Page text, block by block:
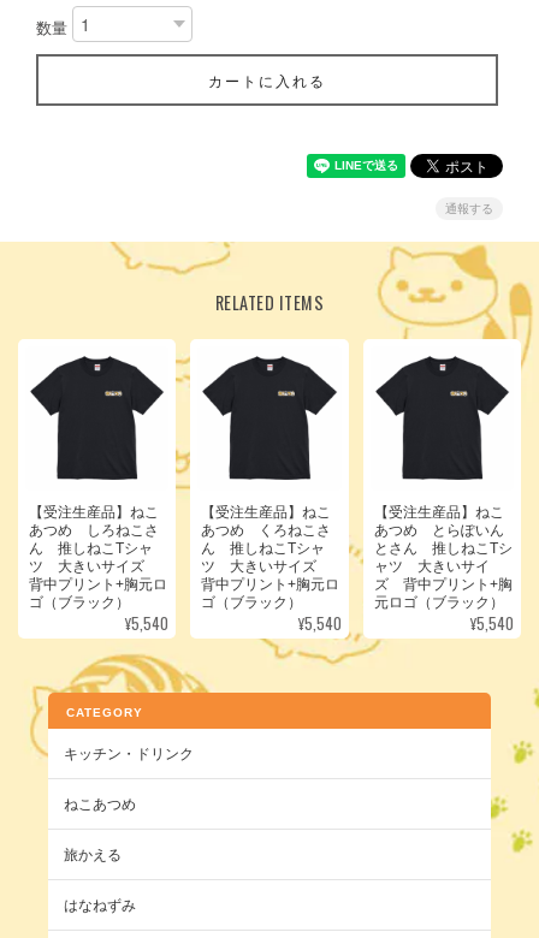
数量
カートに入れる
通報する
RELATED ITEMS
【受注生産品】ねこ
あつめ しろねこさ
ん 推しねこTシャ
ツ 大きいサイズ
背中プリント+胸元ロ
ゴ（ブラック）
¥5,540
【受注生産品】ねこ
あつめ くろねこさ
ん 推しねこTシャ
ツ 大きいサイズ
背中プリント+胸元ロ
ゴ（ブラック）
¥5,540
【受注生産品】ねこ
あつめ とらぽいん
とさん 推しねこTシ
ャツ 大きいサイ
ズ 背中プリント+胸
元ロゴ（ブラック）
¥5,540
CATEGORY
キッチン・ドリンク
ねこあつめ
旅かえる
はなねずみ